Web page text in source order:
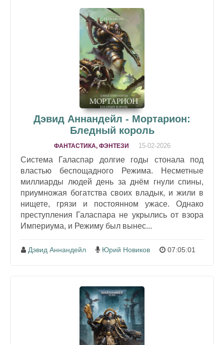
Дэвид Аннандейл - Мортарион:
Бледный король
ФАНТАСТИКА, ФЭНТЕЗИ 15-02-2026
Система Галаспар долгие годы стонала под
властью беспощадного Режима. Несметные
миллиарды людей день за днём гнули спины,
приумножая богатства своих владык, и жили в
нищете, грязи и постоянном ужасе. Однако
преступления Галаспара не укрылись от взора
Империума, и Режиму был вынес...
Дэвид Аннандейл Юрий Новиков 07:05:01